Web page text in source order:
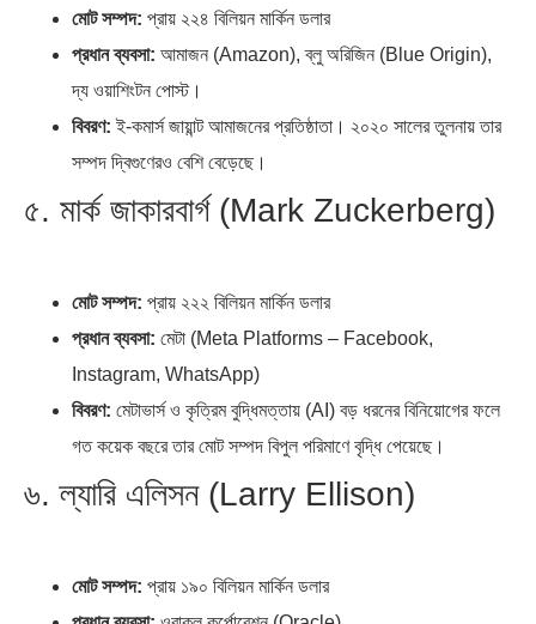
মোট সম্পদ: প্রায় ২২৪ বিলিয়ন মার্কিন ডলার
প্রধান ব্যবসা: আমাজন (Amazon), ব্লু অরিজিন (Blue Origin),
দ্য ওয়াশিংটন পোস্ট।
বিবরণ: ই-কমার্স জায়ান্ট আমাজনের প্রতিষ্ঠাতা। ২০২০ সালের তুলনায় তার
সম্পদ দ্বিগুণেরও বেশি বেড়েছে।
৫. মার্ক জাকারবার্গ (Mark Zuckerberg)
মোট সম্পদ: প্রায় ২২২ বিলিয়ন মার্কিন ডলার
প্রধান ব্যবসা: মেটা (Meta Platforms – Facebook,
Instagram, WhatsApp)
বিবরণ: মেটাভার্স ও কৃত্রিম বুদ্ধিমত্তায় (AI) বড় ধরনের বিনিয়োগের ফলে
গত কয়েক বছরে তার মোট সম্পদ বিপুল পরিমাণে বৃদ্ধি পেয়েছে।
৬. ল্যারি এলিসন (Larry Ellison)
মোট সম্পদ: প্রায় ১৯০ বিলিয়ন মার্কিন ডলার